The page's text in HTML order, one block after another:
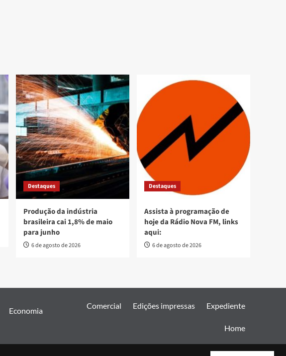
Destaques
Produção da indústria
brasileira cai 1,8% de maio
para junho
6 de agosto de 2026
Destaques
Assista à programação de
hoje da Rádio Nova FM, links
aqui:
6 de agosto de 2026
Economia
Comercial Edições impressas Expediente
Home